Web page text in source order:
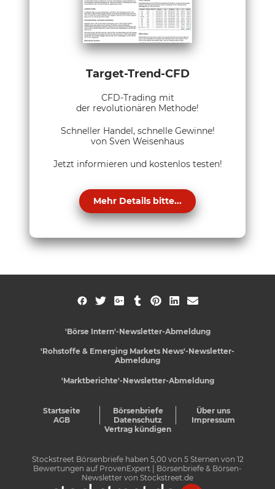
Target-Trend-CFD
CFD-Trading mit
der revolutionären Methode!
Schneller Handel, schnelle Gewinne!
von Sven Weisenhaus
Jetzt informieren und kostenlos testen!
Mehr Details bitte...
'Börse Intern'-Newsletter-Abmeldung
'Rohstoffe & Emerging Markets News'-Newsletter-
Abmeldung
'Marktberichte'-Newsletter-Abmeldung
Startseite Börsenbriefe
Über uns
AGB
Datenschutz
Impressum
Vertrag kündigen
Stockstreet Börsenbriefe haben 5,00von 5Sternen von 12
Bewertungen auf ProvenExpert
| Börsenbriefe & Börsen-
Newsletter von Stockstreet.de